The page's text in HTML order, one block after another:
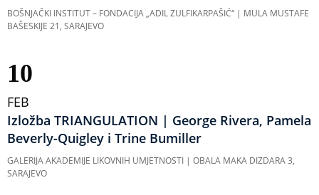
BOŠNJAČKI INSTITUT – FONDACIJA „ADIL ZULFIKARPAŠIĆ“ | MULA MUSTAFE
BAŠESKIJE 21, SARAJEVO
10
FEB
Izložba TRIANGULATION | George Rivera, Pamela
Beverly-Quigley i Trine Bumiller
GALERIJA AKADEMIJE LIKOVNIH UMJETNOSTI | OBALA MAKA DIZDARA 3,
SARAJEVO